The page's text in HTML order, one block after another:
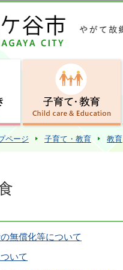
ページ 子育て・教育 教育
無償化等について
いて